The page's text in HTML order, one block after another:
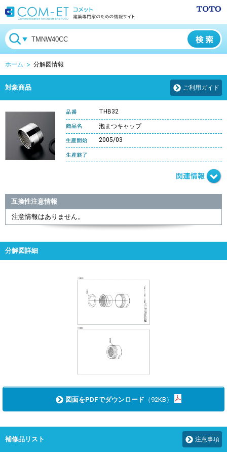
ホーム 分解図情報
対象商品 ご利用ガイド
THB32
泡まつキャップ
2005/03
互換性注意情報
注意情報はありません。
分解図詳細
図面をPDFでダウンロード （92KB）
補修品リスト 注意事項